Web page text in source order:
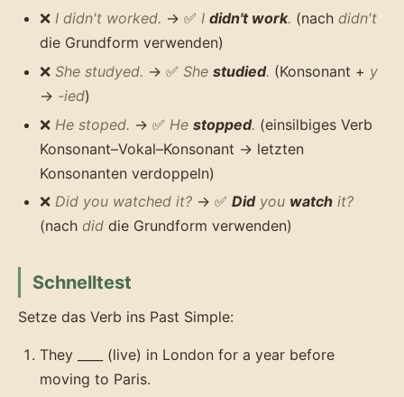
❌ I didn't worked. → ✅ I didn't work. (nach didn't
die Grundform verwenden)
❌ She studyed. → ✅ She studied. (Konsonant + y
→ -ied)
❌ He stoped. → ✅ He stopped. (einsilbiges Verb
Konsonant–Vokal–Konsonant → letzten
Konsonanten verdoppeln)
❌ Did you watched it? → ✅ Didyou watch it?
(nach did die Grundform verwenden)
Schnelltest
Setze das Verb ins Past Simple:
They ____ (live) in London for a year before
moving to Paris.